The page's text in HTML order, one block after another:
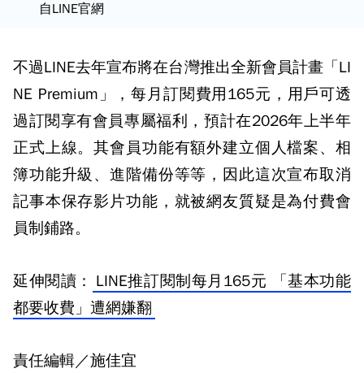
自LINE官網
不過LINE去年宣布將在台灣推出全新會員計畫「LI
NE Premium」，每月訂閱費用165元，用戶可透
過訂閱享有會員專屬福利，預計在2026年上半年
正式上線。其會員功能有額外建立個人檔案、相
簿功能升級、進階備份等等，因此這次宣布取消
記事本保存影片功能，就被網友質疑是為付費會
員制鋪路。
延伸閱讀： LINE推訂閱制每月165元 「基本功能
都要收費」遭網嫌翻
責任編輯／施佳宜